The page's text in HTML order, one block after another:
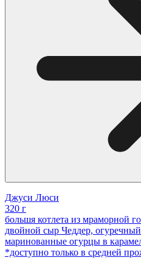
Джуси Люси
320 г
большя котлета из мраморной
двойной сыр Чеддер,
маринованные огурцы в
*доступно только в средней